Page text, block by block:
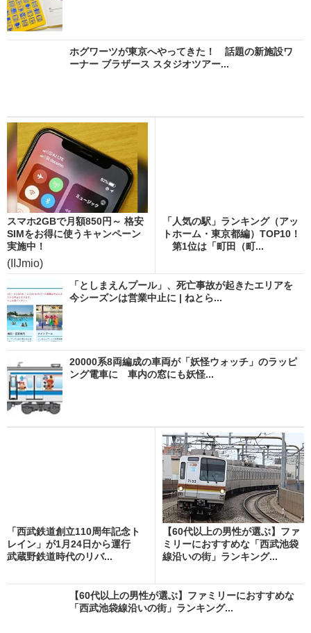
ホグワーツが東京へやってきた！ 話題の新施設ワ
ーナー ブラザース スタジオツアー...
スマホ2GBで月額850円～ 格安
SIMをお得に使うキャンペーン
実施中！
(IIJmio)
「人気の駅」ランキング（アッ
トホーム・東京都編）TOP10！
第1位は「町田（町...
「としまえんプール」、死亡事故が起きたエリアを
今シーズンは営業中止に | ねとら...
20000系8両編成の車両が「妖怪ウォッチ」のラッピ
ング電車に 車内の窓にも妖怪...
「西武鉄道創立110周年記念ト
レイン」が1月24日から運行
武蔵野鉄道時代のリバ...
【60代以上の男性が選ぶ】ファ
ミリーにおすすめな「西武池袋
線沿いの街」ランキング...
【60代以上の男性が選ぶ】ファミリーにおすすめな
「西武池袋線沿いの街」ランキング...